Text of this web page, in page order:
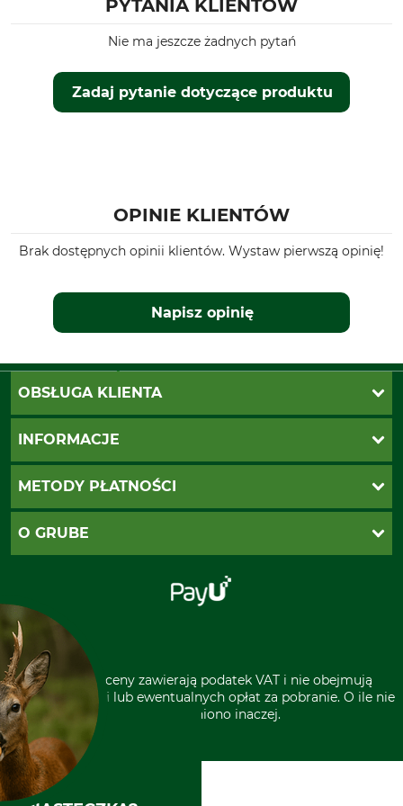
PYTANIA KLIENTÓW
Zadaj pytanie dotyczące produktu
Nie ma jeszcze żadnych pytań
OPINIE KLIENTÓW
Brak dostępnych opinii klientów. Wystaw pierwszą opinię!
Napisz opinię
OBSŁUGA KLIENTA
Katalogi Grube
Ustawienia plików cookie
INFORMACJE
Koszty dostawy
Odstąpienie od zamówienia
METODY PŁATNOŚCI
PayU
O GRUBE
Grube w Europie
* Wszystkie ceny zawierają podatek VAT i nie obejmują
kosztów wysyłki lub ewentualnych opłat za pobranie. O ile nie
wyszczególniono inaczej.